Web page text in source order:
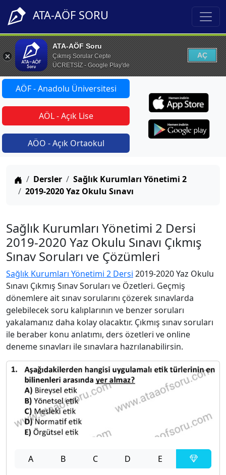
ATA-AÖF SORU
ATA-AÖF Soru
Çıkmış Sorular Cepte
ÜCRETSİZ - Google Play'de
AÇ
AÖF - Anadolu Üniversitesi
AÖL - Açık Lise
AÖO - Açık Ortaokul
Anasayfa
Dersler
Sağlık Kurumları Yönetimi 2
2019-2020 Yaz Okulu Sınavı
Sağlık Kurumları Yönetimi 2 Dersi
2019-2020 Yaz Okulu Sınavı Çıkmış
Sınav Soruları ve Çözümleri
Sağlık Kurumları Yönetimi 2 Dersi 2019-2020 Yaz Okulu
Sınavı Çıkmış Sınav Soruları ve Özetleri. Geçmiş
dönemlere ait sınav sorularını çözerek sınavlarda
gelebilecek soru kalıplarının ve benzer soruları
yakalamanız daha kolay olacaktır. Çıkmış sınav soruları
ile beraber konu anlatımı, ders özetleri ve online
deneme sınavları ile sınavlara hazrılanabilirsin.
A B C D E